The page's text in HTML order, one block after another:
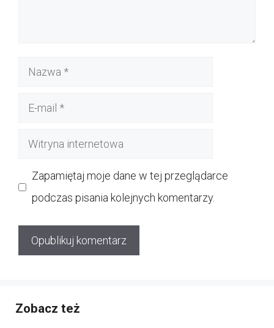
Nazwa
Witryna
Zapamiętaj moje dane w tej przeglądarce
podczas pisania kolejnych komentarzy.
Zobacz też